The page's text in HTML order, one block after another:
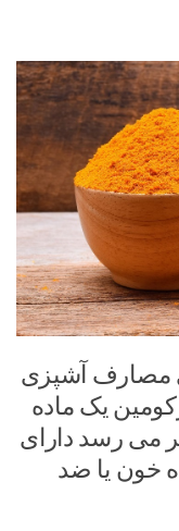
مصارف آشپزی
یک ماده
می رسد دارای
خون یا ضد